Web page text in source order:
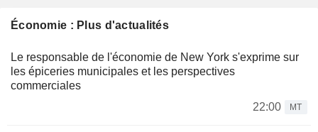
Économie : Plus d'actualités
Le responsable de l'économie de New York s'exprime sur
les épiceries municipales et les perspectives
commerciales
22:00
MT